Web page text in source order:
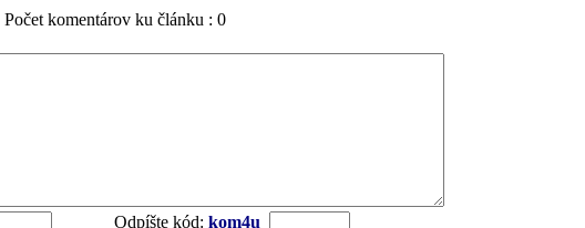
Počet komentárov ku článku : 0
Odpíšte kód: kom4u